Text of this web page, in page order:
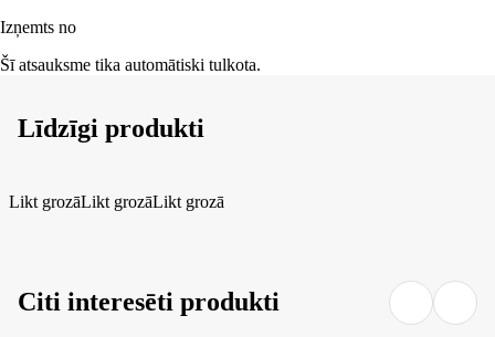
Izņemts no
Šī atsauksme tika automātiski tulkota.
Līdzīgi produkti
Likt grozāLikt grozāLikt grozā
Citi interesēti produkti